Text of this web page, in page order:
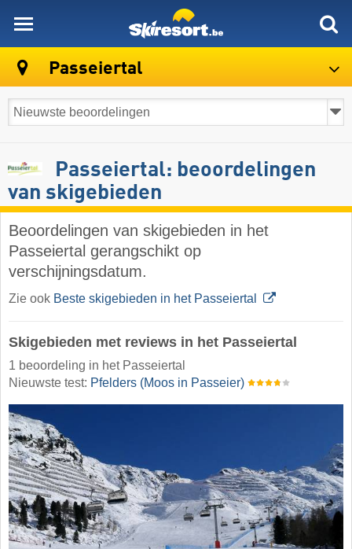
Passeiertal
Passeiertal: beoordelingen
van skigebieden
Beoordelingen van skigebieden in het
Passeiertal gerangschikt op
verschijningsdatum.
Zie ook Beste skigebieden in het Passeiertal
Skigebieden met reviews in het Passeiertal
1 beoordeling in het Passeiertal
Nieuwste test: Pfelders (Moos in Passeier)